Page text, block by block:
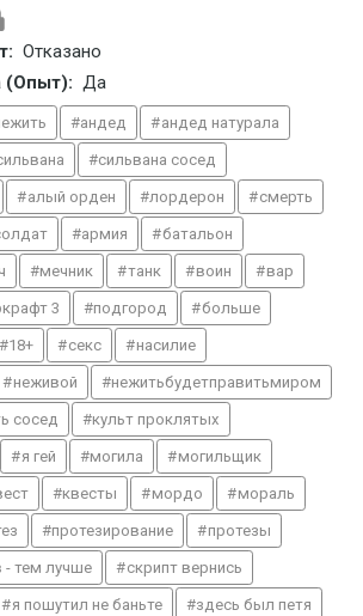
Отказано
(Опыт): Да
андед андед натурала
сильвана сосед
алый орден лордерон смерть
армия батальон
мечник танк воин вар
3 подгород больше
18+ секс насилие
неживой нежитьбудетправитьмиром
сосед культ проклятых
я гей могила могильщик
квесты мордо мораль
протезирование протезы
- тем лучше скрипт вернись
я пошутил не баньте здесь был петя